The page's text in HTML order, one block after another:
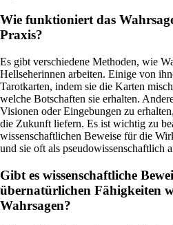
Wie funktioniert das
Praxis?
Es gibt verschiedene Methoden, wie
Hellseherinnen arbeiten. Einige von
Tarotkarten, indem sie die Karten
welche Botschaften sie erhalten.
Visionen oder Eingebungen zu
die Zukunft liefern. Es ist wichtig zu
wissenschaftlichen Beweise für die
und sie oft als pseudowissenschaftlich
Gibt es wissenschaftliche
übernatürlichen Fähigkeiten
Wahrsagen?